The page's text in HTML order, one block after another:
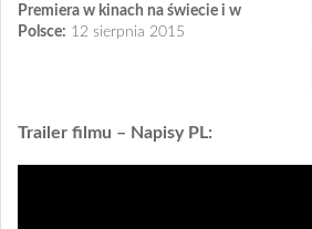
Premiera w kinach na świecie i w
Polsce: 12 sierpnia 2015
Trailer filmu – Napisy PL: